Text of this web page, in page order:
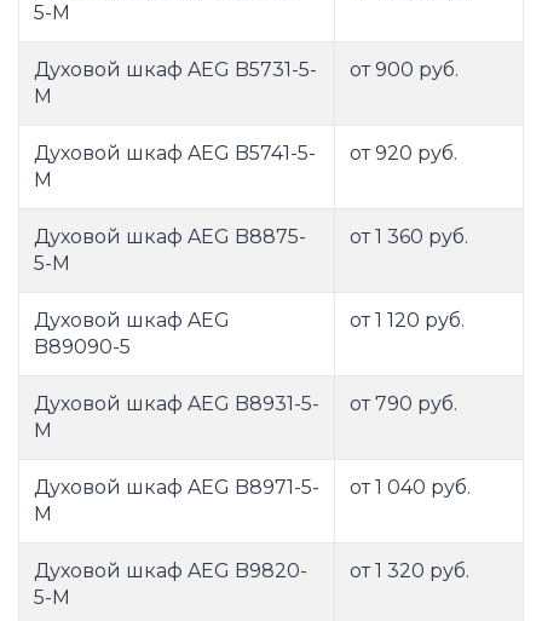
5-M
Духовой шкаф AEG B5731-5-
M
от 900 руб.
Духовой шкаф AEG B5741-5-
M
от 920 руб.
Духовой шкаф AEG B8875-
5-M
от 1 360 руб.
Духовой шкаф AEG
B89090-5
от 1 120 руб.
Духовой шкаф AEG B8931-5-
M
от 790 руб.
Духовой шкаф AEG B8971-5-
M
от 1 040 руб.
Духовой шкаф AEG B9820-
5-M
от 1 320 руб.